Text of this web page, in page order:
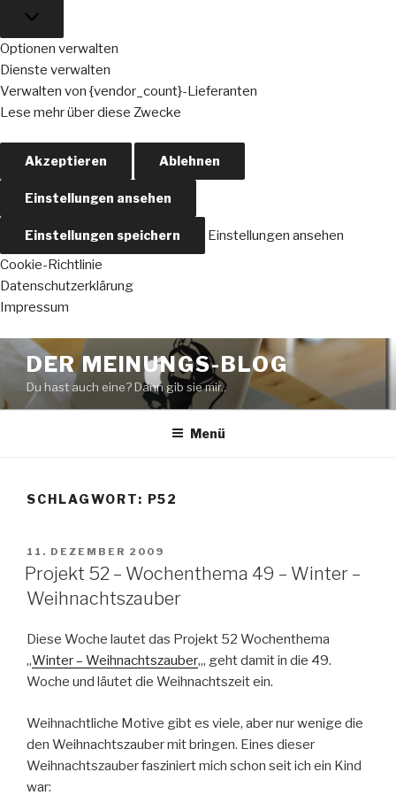
Optionen verwalten
Dienste verwalten
Verwalten von {vendor_count}-Lieferanten
Lese mehr über diese Zwecke
Akzeptieren Ablehnen
Einstellungen ansehen
Einstellungen speichern
Einstellungen ansehen
Cookie-Richtlinie
Datenschutzerklärung
Impressum
Zum
Inhalt
springen
DER MEINUNGS-BLOG
Du hast auch eine? Dann gib sie mir..
Menü
SCHLAGWORT: P52
VERÖFFENTLICHT
AM
11. DEZEMBER 2009
Projekt 52 – Wochenthema 49 – Winter –
Weihnachtszauber
Diese Woche lautet das Projekt 52 Wochenthema
„Winter – Weihnachtszauber„, geht damit in die 49.
Woche und läutet die Weihnachtszeit ein.
Weihnachtliche Motive gibt es viele, aber nur wenige die
den Weihnachtszauber mit bringen. Eines dieser
Weihnachtszauber fasziniert mich schon seit ich ein Kind
war: